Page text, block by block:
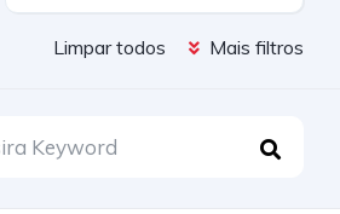
Limpar todos Mais filtros